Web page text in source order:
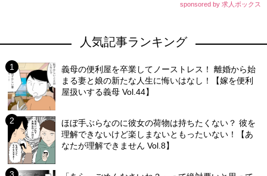
sponsored by 求人ボックス
人気記事ランキング
義母の便利屋を卒業してノーストレス！ 離婚から始
まる妻と娘の新たな人生に悔いはなし！【嫁を便利
屋扱いする義母 Vol.44】
ほぼ手ぶらなのに彼女の荷物は持ちたくない？ 彼を
理解できないけど楽しまないともったいない！【あ
なたが理解できません Vol.8】